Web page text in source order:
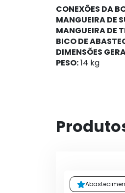
CONEXÕES DA
MANGUEIRA DE
MANGUEIRA DE
BICO DE
DIMENSÕES
PESO:14 kg